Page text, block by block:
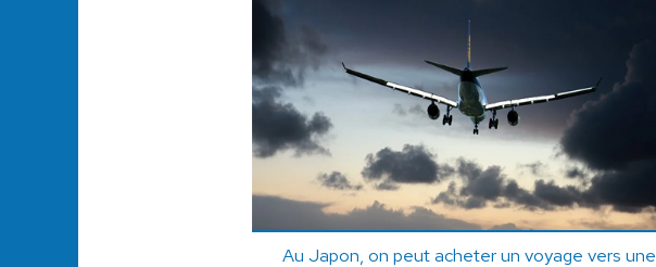
Au Japon, on peut acheter un voyage vers une